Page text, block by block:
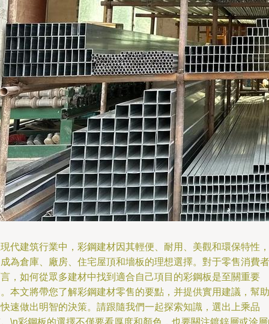
代建筑行業中，彩鋼建材因其輕便、耐用、美觀和環保特性，
為倉庫、廠房、住宅屋頂和墻板的理想選擇。對于零售消費者
，如何從眾多建材中找到適合自己項目的彩鋼板是至關重要
本文將帶您了解彩鋼建材零售的要點，并提供實用建議，幫助
速做出明智的決策。請跟隨我們一起探索知識，選出上乘品
\n彩鋼板的選擇不僅要看厚度和顏色，也要關注鍍鋅層或涂